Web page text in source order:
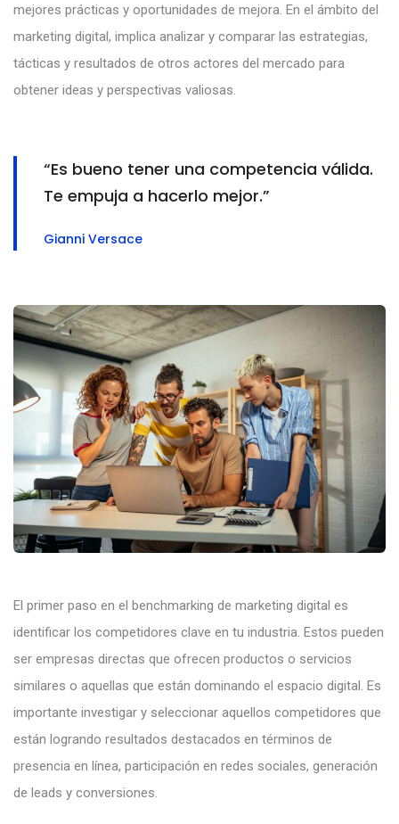
mejores prácticas y oportunidades de mejora. En el ámbito del
marketing digital, implica analizar y comparar las estrategias,
tácticas y resultados de otros actores del mercado para
obtener ideas y perspectivas valiosas.
“Es bueno tener una competencia válida.
Te empuja a hacerlo mejor.”
Gianni Versace
El primer paso en el benchmarking de marketing digital es
identificar los competidores clave en tu industria. Estos pueden
ser empresas directas que ofrecen productos o servicios
similares o aquellas que están dominando el espacio digital. Es
importante investigar y seleccionar aquellos competidores que
están logrando resultados destacados en términos de
presencia en línea, participación en redes sociales, generación
de leads y conversiones.